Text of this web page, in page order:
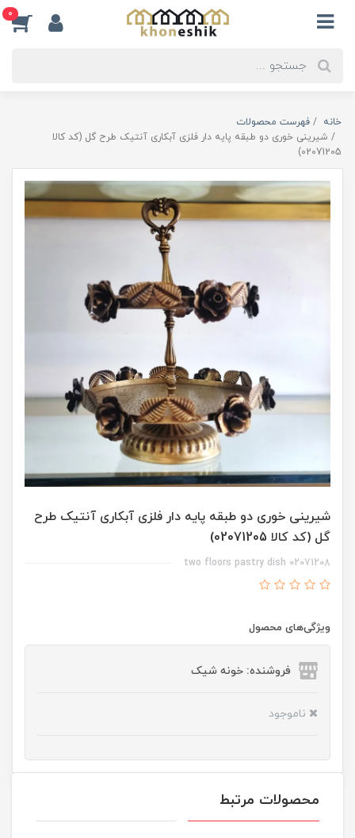
0
خانه
فهرست محصولات
شیرینی خوری دو طبقه پایه دار فلزی آبکاری آنتیک طرح گل (کد کالا
02071205)
شیرینی خوری دو طبقه پایه دار فلزی آبکاری آنتیک طرح
گل (کد کالا 02071205)
two floors pastry dish 02071208
ویژگی‌های محصول
فروشنده: خونه شیک
ناموجود
محصولات مرتبط